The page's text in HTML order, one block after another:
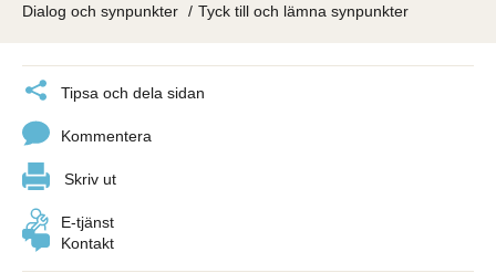
Dialog och synpunkter
Tyck till och lämna synpunkter
Tipsa och dela sidan
Kommentera
Skriv ut
E-tjänst
Kontakt